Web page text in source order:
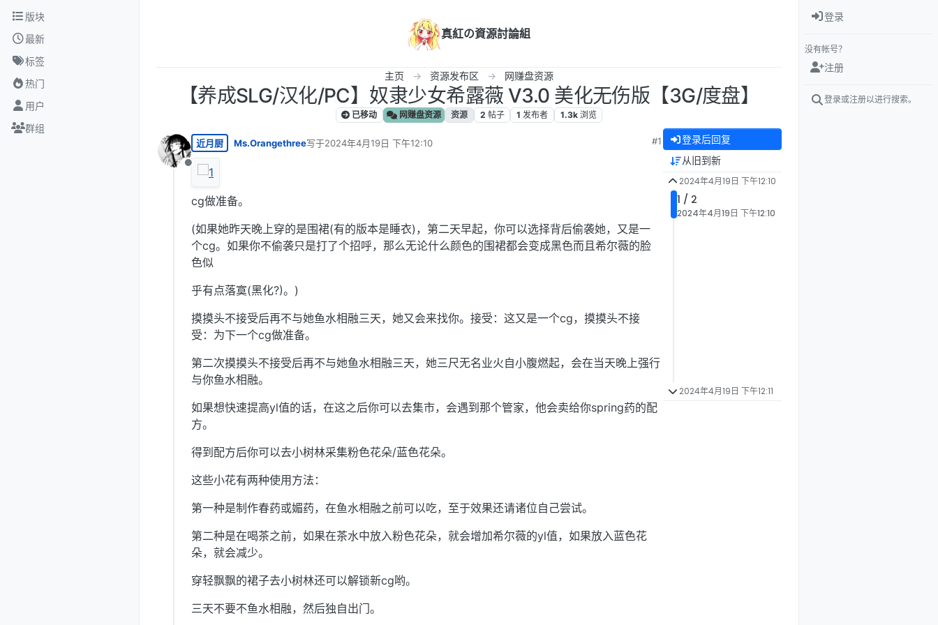
跳转至内容
版块
最新
标签
热门
用户
群组
真紅の資源討論組
主页 资源发布区 网赚盘资源
【养成SLG/汉化/PC】奴隶少女希露薇 V3.0 美化无伤版【3G/度盘】
已移动 网赚盘资源 资源 2 帖子 1 发布者 1.3k 浏览
离线
近月厨 Ms.Orangethree写于2024年4月19日 下午12:10
最后由 编辑
#1
cg做准备。
(如果她昨天晚上穿的是围裙(有的版本是睡衣)，第二天早起，你可以选择背后偷袭她，又是一
个cg。如果你不偷袭只是打了个招呼，那么无论什么颜色的围裙都会变成黑色而且希尔薇的脸
色似
乎有点落寞(黑化?)。)
摸摸头不接受后再不与她鱼水相融三天，她又会来找你。接受：这又是一个cg，摸摸头不接
受：为下一个cg做准备。
第二次摸摸头不接受后再不与她鱼水相融三天，她三尺无名业火自小腹燃起，会在当天晚上强行
与你鱼水相融。
如果想快速提高yl值的话，在这之后你可以去集市，会遇到那个管家，他会卖给你spring药的配
方。
得到配方后你可以去小树林采集粉色花朵/蓝色花朵。
这些小花有两种使用方法：
第一种是制作春药或媚药，在鱼水相融之前可以吃，至于效果还请诸位自己尝试。
第二种是在喝茶之前，如果在茶水中放入粉色花朵，就会增加希尔薇的yl值，如果放入蓝色花
朵，就会减少。
穿轻飘飘的裙子去小树林还可以解锁新cg哟。
三天不要不鱼水相融，然后独自出门。
登录后回复
从旧到新
2024年4月19日 下午12:10
1 / 2
2024年4月19日 下午12:10
2024年4月19日 下午12:11
登录
没有帐号？
注册
登录或注册以进行搜索。